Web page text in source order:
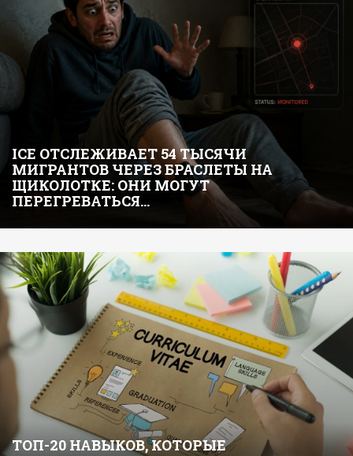
ICE ОТСЛЕЖИВАЕТ 54 ТЫСЯЧИ
МИГРАНТОВ ЧЕРЕЗ БРАСЛЕТЫ НА
ЩИКОЛОТКЕ: ОНИ МОГУТ
ПЕРЕГРЕВАТЬСЯ…
ТОП-20 НАВЫКОВ, КОТОРЫЕ